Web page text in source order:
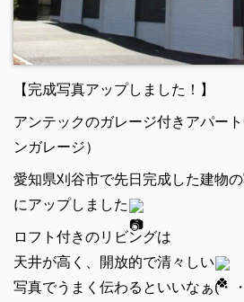
【完成写真アップしました！】
アンテックのガレージ付きアパー
ンガレージ）
愛知県刈谷市で先日完成した建物
にアップしました
ロフト付きのリビングは
天井が高く、開放的で清々しい
写真でうまく伝わるといいなぁ(・